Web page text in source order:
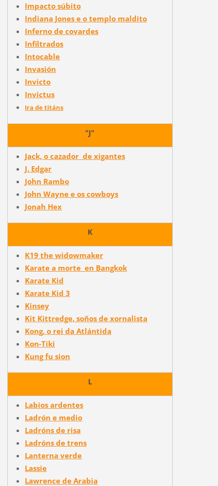
Impacto súbito
Indiana Jones e o templo maldito
Inferno de covardes
Infiltrados
Intocable
Invasión
Invicto
Invictus
Ira de titáns
"J"
Jack, o cazador de xigantes
J. Edgar
John Rambo
John Wayne e os cowboys
Jonah Hex
K
K19 the widowmaker
Karate a morte en Bangkok
Karate Kid
Karate Kid 3
Kinsey
Kit Kittredge, soños de xornalista
Kong, o rei da Atlántida
Kon-Tiki
Kung fu sion
L
Labios ardentes
Ladrón e medio
Ladróns de risa
Ladróns de trens
Lanterna verde
Lassie
Lawrence de Arabia